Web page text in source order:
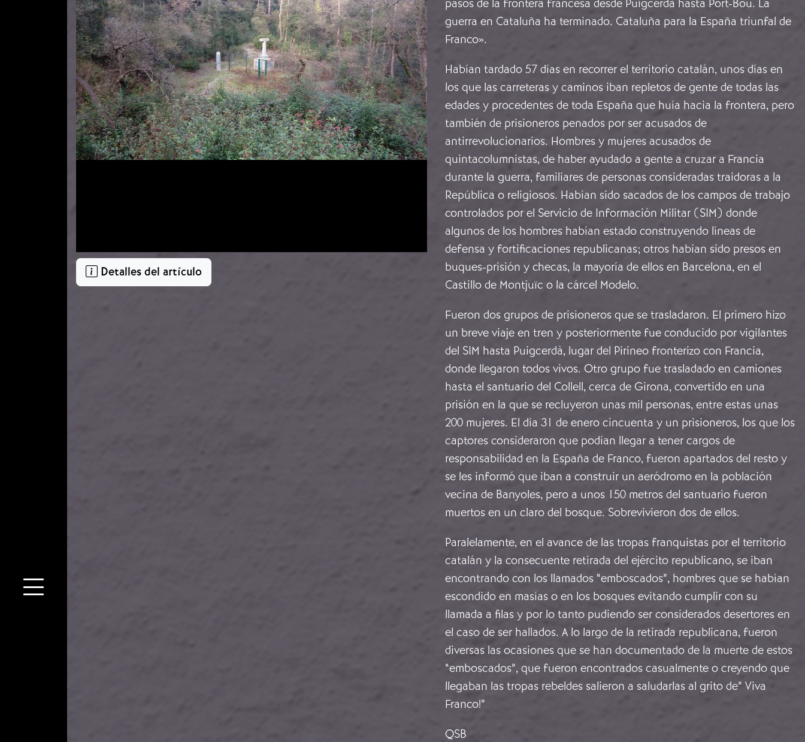
Detalles del artículo
pasos de la frontera francesa desde Puigcerdà hasta Port-Bou. La
guerra en Cataluña ha terminado. Cataluña para la España triunfal de
Franco».
Habían tardado 57 días en recorrer el territorio catalán, unos días en
los que las carreteras y caminos iban repletos de gente de todas las
edades y procedentes de toda España que huía hacia la frontera, pero
también de prisioneros penados por ser acusados de
antirrevolucionarios. Hombres y mujeres acusados de
quintacolumnistas, de haber ayudado a gente a cruzar a Francia
durante la guerra, familiares de personas consideradas traidoras a la
República o religiosos. Habían sido sacados de los campos de trabajo
controlados por el Servicio de Información Militar (SIM) donde
algunos de los hombres habían estado construyendo líneas de
defensa y fortificaciones republicanas; otros habían sido presos en
buques-prisión y checas, la mayoría de ellos en Barcelona, en el
Castillo de Montjuïc o la cárcel Modelo.
Fueron dos grupos de prisioneros que se trasladaron. El primero hizo
un breve viaje en tren y posteriormente fue conducido por vigilantes
del SIM hasta Puigcerdà, lugar del Pirineo fronterizo con Francia,
donde llegaron todos vivos. Otro grupo fue trasladado en camiones
hasta el santuario del Collell, cerca de Girona, convertido en una
prisión en la que se recluyeron unas mil personas, entre estas unas
200 mujeres. El día 31 de enero cincuenta y un prisioneros, los que los
captores consideraron que podían llegar a tener cargos de
responsabilidad en la España de Franco, fueron apartados del resto y
se les informó que iban a construir un aeródromo en la población
vecina de Banyoles, pero a unos 150 metros del santuario fueron
muertos en un claro del bosque. Sobrevivieron dos de ellos.
Paralelamente, en el avance de las tropas franquistas por el territorio
catalán y la consecuente retirada del ejército republicano, se iban
encontrando con los llamados “emboscados”, hombres que se habían
escondido en masías o en los bosques evitando cumplir con su
llamada a filas y por lo tanto pudiendo ser considerados desertores en
el caso de ser hallados. A lo largo de la retirada republicana, fueron
diversas las ocasiones que se han documentado de la muerte de estos
“emboscados”, que fueron encontrados casualmente o creyendo que
llegaban las tropas rebeldes salieron a saludarlas al grito de” Viva
Franco!”
QSB